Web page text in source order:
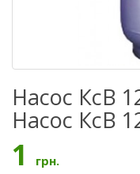
Насос КсВ
Насос КсВ
1 грн.